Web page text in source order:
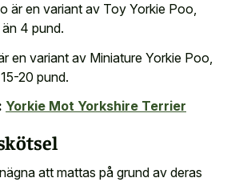
är en variant av Toy Yorkie Poo,
4 pund.
en variant av Miniature Yorkie Poo,
20 pund.
Yorkie Mot Yorkshire Terrier
att mattas på grund av deras